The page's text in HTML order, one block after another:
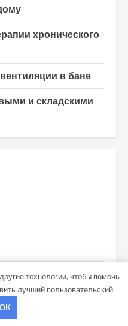
хронического
в бане
и складскими
технологии, чтобы помочь
лучший пользовательский
OK